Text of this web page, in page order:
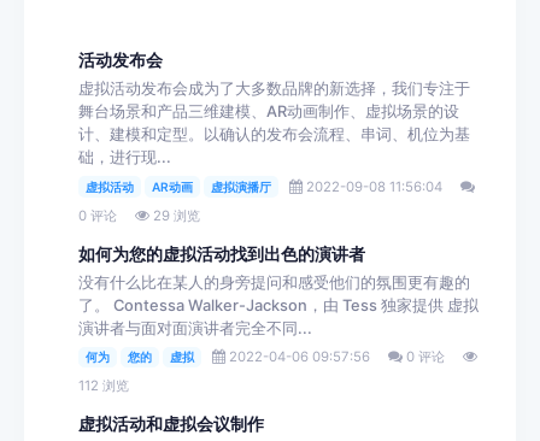
活动发布会
虚拟活动发布会成为了大多数品牌的新选择，我们专注于
舞台场景和产品三维建模、AR动画制作、虚拟场景的设
计、建模和定型。以确认的发布会流程、串词、机位为基
础，进行现...
虚拟活动 AR动画 虚拟演播厅
2022-09-08 11:56:04
0 评论
29 浏览
如何为您的虚拟活动找到出色的演讲者
没有什么比在某人的身旁提问和感受他们的氛围更有趣的
了。 Contessa Walker-Jackson，由 Tess 独家提供 虚拟
演讲者与面对面演讲者完全不同...
何为 您的 虚拟 2022-04-06 09:57:56
0 评论
112 浏览
虚拟活动和虚拟会议制作